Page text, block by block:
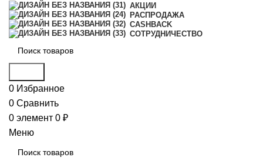
АКЦИИ
РАСПРОДАЖА
CASHBACK
СОТРУДНИЧЕСТВО
0 Избранное
0 Сравнить
0 элемент 0 ₽
Меню